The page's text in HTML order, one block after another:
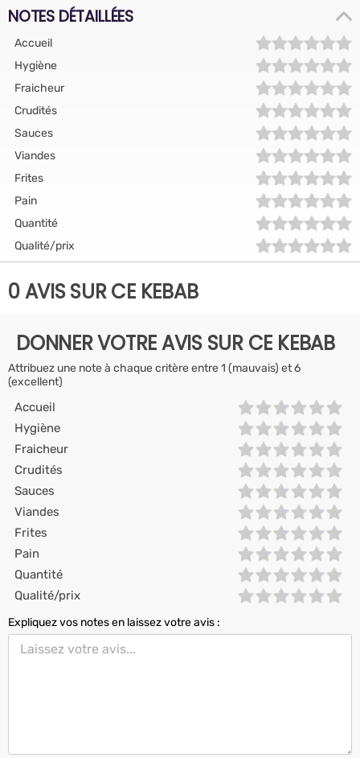
NOTES DÉTAILLÉES
Accueil
Hygiène
Fraicheur
Crudités
Sauces
Viandes
Frites
Pain
Quantité
Qualité/prix
0 AVIS SUR CE KEBAB
DONNER VOTRE AVIS SUR CE KEBAB
Attribuez une note à chaque critère entre 1 (mauvais) et 6
(excellent)
Accueil
Hygiène
Fraicheur
Crudités
Sauces
Viandes
Frites
Pain
Quantité
Qualité/prix
Expliquez vos notes en laissez votre avis :